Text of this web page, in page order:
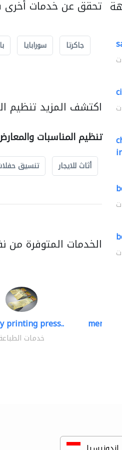
تحقق عن خدمات أخرى
جاكرتا سورابايا
اكتشف المزيد تنظيم
تنظيم المناسبات
أثاث للايجار تنسيق
الخدمات المتوفرة
printing press..
خدمات